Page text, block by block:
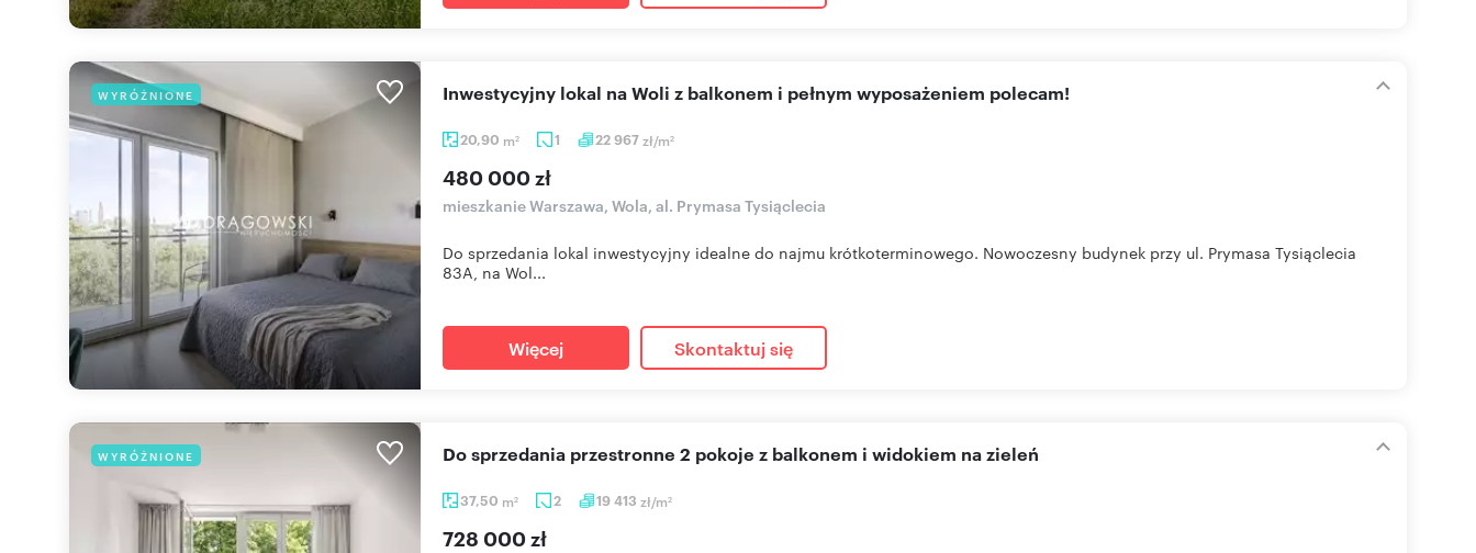
WYRÓŻNIONE
20,90 m2 1 22 967zł/m2
Inwestycyjny lokal na Woli z balkonem i pełnym wyposażeniem polecam!
480 000 zł
mieszkanie Warszawa, Wola, al. Prymasa Tysiąclecia
Do sprzedania lokal inwestycyjny idealne do najmu krótkoterminowego. Nowoczesny budynek przy ul. Prymasa Tysiąclecia
83A, na Wol...
Więcej Skontaktuj się
WYRÓŻNIONE
37,50 m2 2 19 413 zł/m2
Do sprzedania przestronne 2 pokoje z balkonem i widokiem na zieleń
728 000 zł